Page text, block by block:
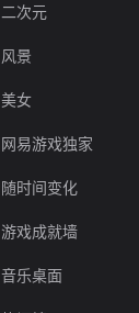
二次元
风景
美女
网易游戏独家
随时间变化
游戏成就墙
音乐桌面